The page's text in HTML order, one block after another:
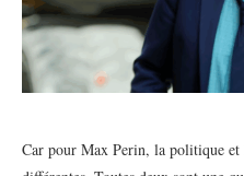
Car pour Max Perin, la politique et